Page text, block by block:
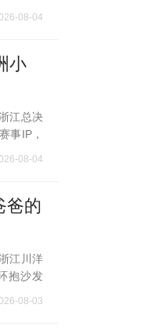
利，迅
08-04
小
江总决
事IP，
传承融
08-04
爸的
江川洋
抱沙发
构思，
08-03